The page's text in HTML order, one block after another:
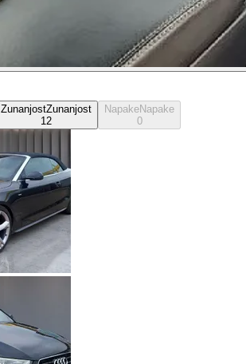
ZunanjostZunanjost
12
NapakeNapake
0